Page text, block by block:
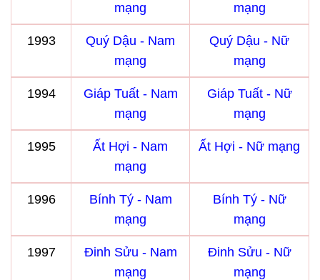
mạng
mạng
1993
Quý Dậu - Nam
mạng
Quý Dậu - Nữ
mạng
1994
Giáp Tuất - Nam
mạng
Giáp Tuất - Nữ
mạng
1995
Ất Hợi - Nam
mạng
Ất Hợi - Nữ mạng
1996
Bính Tý - Nam
mạng
Bính Tý - Nữ
mạng
1997
Đinh Sửu - Nam
mạng
Đinh Sửu - Nữ
mạng